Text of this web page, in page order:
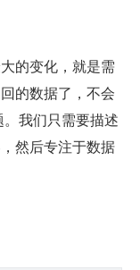
的变化，就是需
的数据了，不会
我们只需要描述
然后专注于数据